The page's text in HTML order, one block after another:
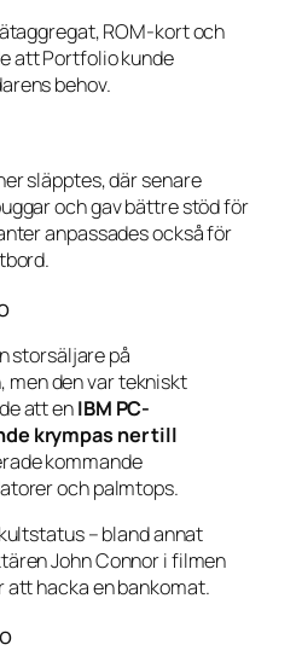
ROM-kort och
att Portfolio kunde
behov.
släpptes, där senare
och gav bättre stöd för
anpassades också för
storsäljare på
men den var tekniskt
att enIBM PC-
krympas ner till
kommande
och palmtops.
– bland annat
John Connor i filmen
att hacka en bankomat.